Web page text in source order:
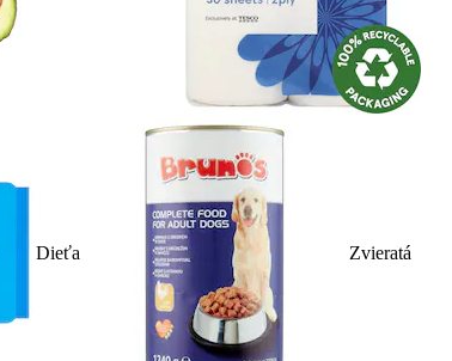
Dieťa Zvieratá